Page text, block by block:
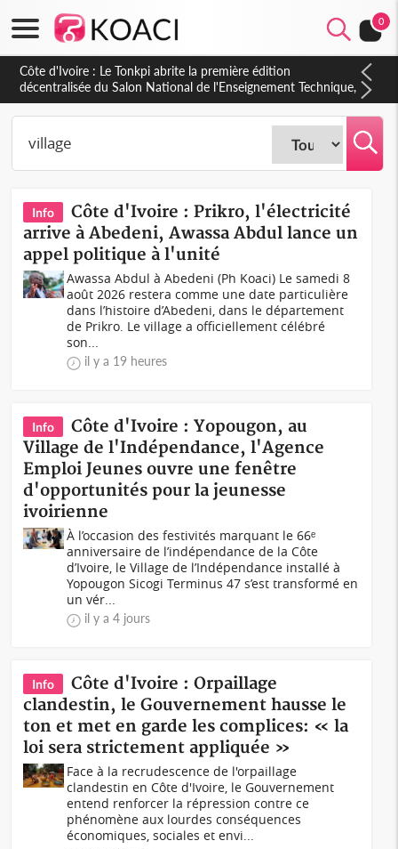
0
Côte d'Ivoire : PPA-CI, Gbagbo délègue une partie de ses
prérogatives de président à 05 cadres, vers sa retraite
politique ?
Info
Côte d'Ivoire : Prikro, l'électricité
arrive à Abedeni, Awassa Abdul lance un
appel politique à l'unité
Awassa Abdul à Abedeni (Ph Koaci) Le samedi 8
août 2026 restera comme une date particulière
dans l’histoire d’Abedeni, dans le département
de Prikro. Le village a officiellement célébré
son...
il y a 19 heures
Info
Côte d'Ivoire : Yopougon, au
Village de l'Indépendance, l'Agence
Emploi Jeunes ouvre une fenêtre
d'opportunités pour la jeunesse
ivoirienne
À l’occasion des festivités marquant le 66ᵉ
anniversaire de l’indépendance de la Côte
d’Ivoire, le Village de l’Indépendance installé à
Yopougon Sicogi Terminus 47 s’est transformé en
un vér...
il y a 4 jours
Info
Côte d'Ivoire : Orpaillage
clandestin, le Gouvernement hausse le
ton et met en garde les complices: « la
loi sera strictement appliquée »
Face à la recrudescence de l'orpaillage
clandestin en Côte d'Ivoire, le Gouvernement
entend renforcer la répression contre ce
phénomène aux lourdes conséquences
économiques, sociales et envi...